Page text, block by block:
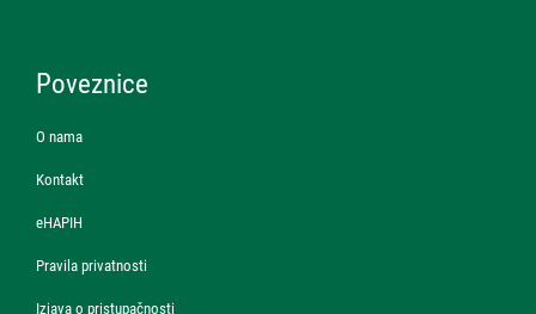
Poveznice
O nama
Kontakt
eHAPIH
Pravila privatnosti
Izjava o pristupačnosti